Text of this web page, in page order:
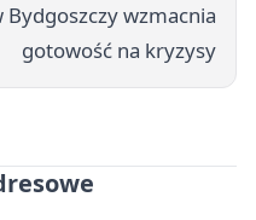
wzmacnia
gotowość na kryzysy